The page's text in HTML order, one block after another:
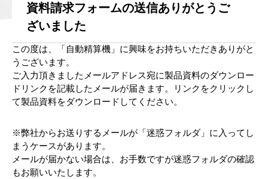
資料請求フォームの送信ありがとうご
ざいました
この度は、「自動精算機」に興味をお持ちいただきありがと
うございます。
ご入力頂きましたメールアドレス宛に製品資料のダウンロー
ドリンクを記載したメールが届きます。リンクをクリックし
て製品資料をダウンロードしてください。
※弊社からお送りするメールが「迷惑フォルダ」に入ってし
まうケースがあります。
メールが届かない場合は、お手数ですが迷惑フォルダの確認
もお願いいたします。